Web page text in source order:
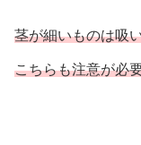
茎が細いものは吸
こちらも注意が必